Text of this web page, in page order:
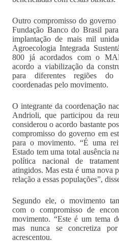
Outro compromisso do governo
Fundação Banco do Brasil
implantação de mais mil
Agroecologia Integrada
800 já acordados com o
acordo a viabilização da
para diferentes regiões
coordenadas pelo movimento.
O integrante da coordenação
Andrioli, que participou da
considerou o acordo bastante
compromisso do governo em
para o movimento. “É uma
Estado tem uma total ausência
política nacional de
atingidos. Mas esta é uma nova
relação a essas populações”,
Segundo ele, o movimento
com o compromisso de
movimento. “Este é um tema
mas nunca se concretiza
acrescentou.